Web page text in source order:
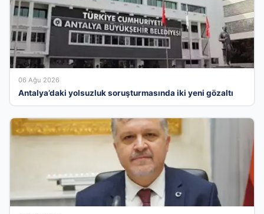
06 Ağu 2026
Antalya’daki yolsuzluk soruşturmasında iki yeni gözaltı